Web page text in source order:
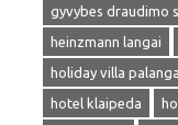
gyvybes draudimo
heinzmann langai
holiday villa palanga
hotel klaipeda